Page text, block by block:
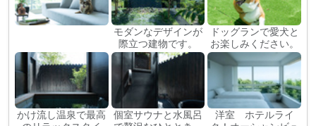
モダンなデザインが
際立つ建物です。
ドッグランで愛犬と
お楽しみください。
かけ流し温泉で最高
個室サウナと水風呂
洋室 ホテルライ